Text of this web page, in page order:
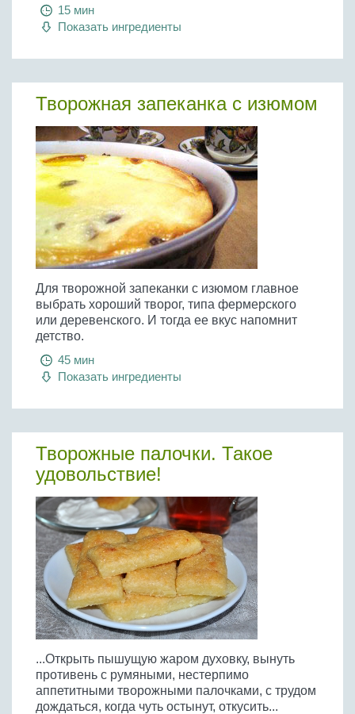
15 мин
Показать ингредиенты
Творожная запеканка с изюмом
Для творожной запеканки с изюмом главное
выбрать хороший творог, типа фермерского
или деревенского. И тогда ее вкус напомнит
детство.
45 мин
Показать ингредиенты
Творожные палочки. Такое
удовольствие!
...Открыть пышущую жаром духовку, вынуть
противень с румяными, нестерпимо
аппетитными творожными палочками, с трудом
дождаться, когда чуть остынут, откусить...